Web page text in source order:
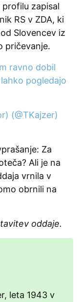
profilu zapisal
RS v ZDA, ki
Slovencev iz
pričevanje.
ravno dobil
pogledajo
(@TKajzer)
Za
Ali je na
vrnila v
obrnili na
oddaje.
leta 1943 v